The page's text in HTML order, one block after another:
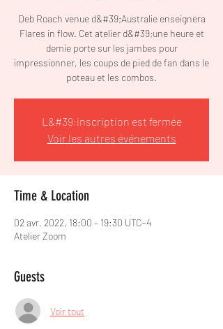
Deb Roach venue d&#39;Australie enseignera
Flares in flow. Cet atelier d&#39;une heure et
demie porte sur les jambes pour
impressionner, les coups de pied de fan dans le
poteau et les combos.
L&#39;inscription est fermée
Voir les autres événements
Time & Location
02 avr. 2022, 18:00 – 19:30 UTC−4
Atelier Zoom
Guests
Voir tout